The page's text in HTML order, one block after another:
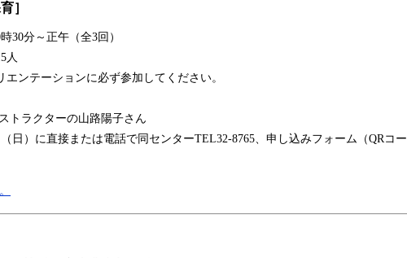
］
30分～正午（全3回）
人
ンテーションに必ず参加してください。
トラクターの山路陽子さん
日）に直接または電話で同センターTEL32-8765、申し込みフォーム（QRコー